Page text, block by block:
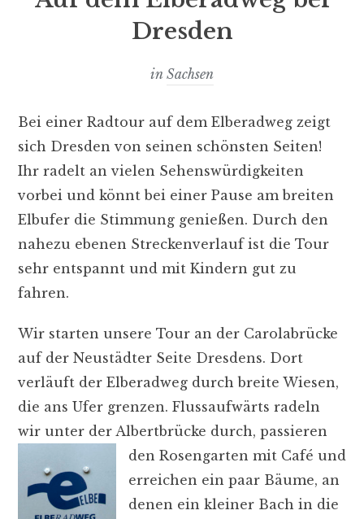
Dresden
in Sachsen
Bei einer Radtour auf dem Elberadweg zeigt
sich Dresden von seinen schönsten Seiten!
Ihr radelt an vielen Sehenswürdigkeiten
vorbei und könnt bei einer Pause am breiten
Elbufer die Stimmung genießen. Durch den
nahezu ebenen Streckenverlauf ist die Tour
sehr entspannt und mit Kindern gut zu
fahren.
Wir starten unsere Tour an der Carolabrücke
auf der Neustädter Seite Dresdens. Dort
verläuft der Elberadweg durch breite Wiesen,
die ans Ufer grenzen. Flussaufwärts radeln
wir unter der Albertbrücke durch, passieren
den Rosengarten mit Café und
erreichen ein paar Bäume, an
denen ein kleiner Bach in die